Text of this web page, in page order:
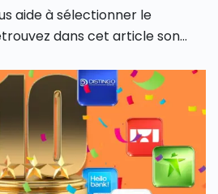
aide à sélectionner le
dans cet article son
critères, afin de contenter